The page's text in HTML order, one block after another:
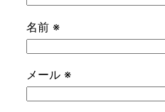
名前 ※
メール ※